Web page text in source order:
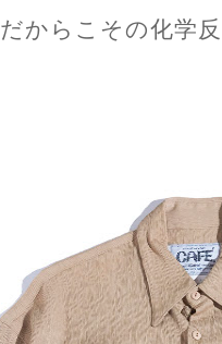
だからこその化学